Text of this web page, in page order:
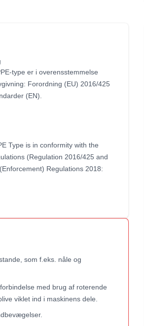
type er i overensstemmelse
Forordning (EU) 2016/425
(EN).
Type is in conformity with the
(Regulation 2016/425 and
Regulations 2018:
som f.eks. nåle og
med brug af roterende
viklet ind i maskinens dele.